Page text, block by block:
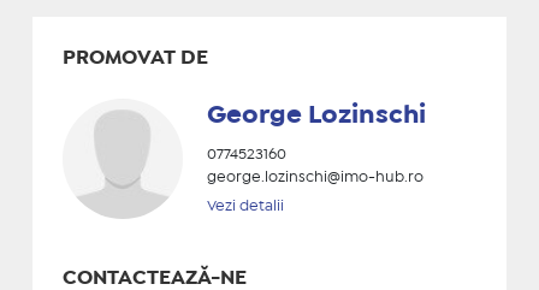
PROMOVAT DE
George Lozinschi
0774523160
george.lozinschi@imo-hub.ro
Vezi detalii
CONTACTEAZĂ-NE